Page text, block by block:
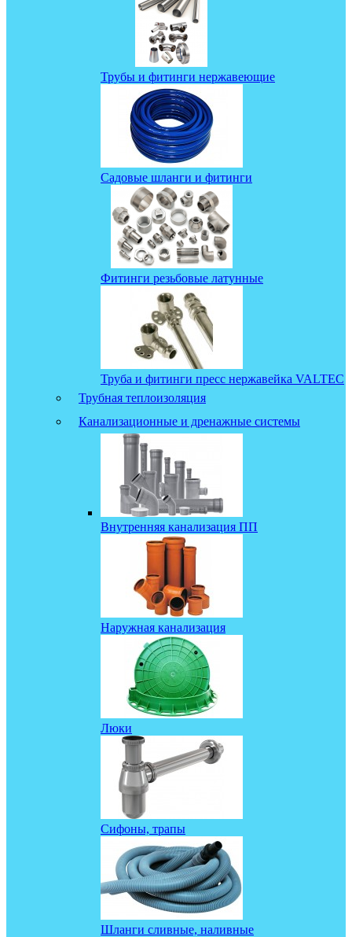
Трубы и фитинги нержавеющие
Садовые шланги и фитинги
Фитинги резьбовые латунные
Труба и фитинги пресс нержавейка VALTEC
Трубная теплоизоляция
Канализационные и дренажные системы
Внутренняя канализация ПП
Наружная канализация
Люки
Сифоны, трапы
Шланги сливные, наливные